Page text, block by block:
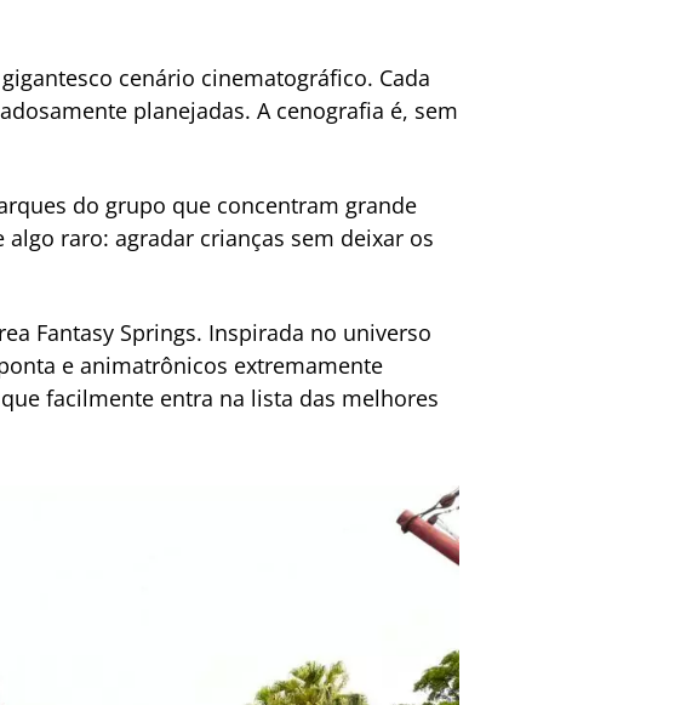
cenário cinematográfico. Cada
planejadas. A cenografia é, sem
do grupo que concentram grande
raro: agradar crianças sem deixar os
Fantasy Springs. Inspirada no universo
e animatrônicos extremamente
facilmente entra na lista das melhores